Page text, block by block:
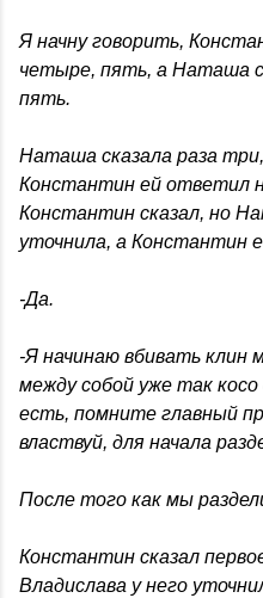
Я начну говорить,
четыре, пять, а Наташа
пять.
Наташа сказала раза
Константин ей ответил
Константин сказал, но
уточнила, а Константин
-Да.
-Я начинаю вбивать клин
между собой уже так
есть, помните главный
властвуй, для начала
После того как мы
Константин сказал
Владислава у него